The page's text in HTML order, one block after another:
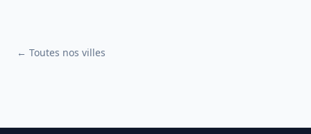
← Toutes nos villes